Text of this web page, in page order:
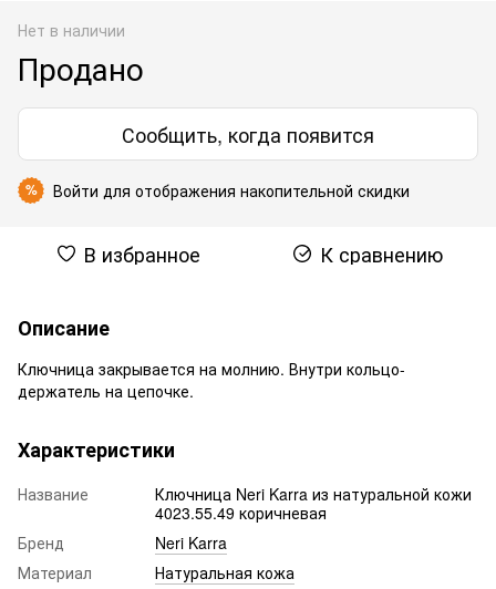
Нет в наличии
Продано
Сообщить, когда появится
% Войти для отображения накопительной скидки
В избранное К сравнению
Описание
Ключница закрывается на молнию. Внутри кольцо-
держатель на цепочке.
Характеристики
Название
Ключница Neri Karra из натуральной кожи
4023.55.49 коричневая
Бренд
Neri Karra
Материал
Натуральная кожа